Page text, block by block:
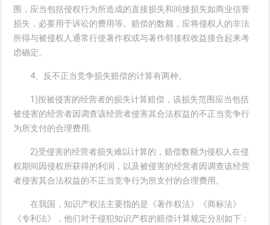
围，应当包括侵权行为所造成的直接损失和间接损失如商业信誉
损失，必要用于诉讼的费用等。赔偿的数额，应将侵权人的非法
所得与被侵权人通常行使著作权或与著作邻接权收益接合起来考
虑确定。
4、反不正当竞争损失赔偿的计算有两种。
1)按被侵害的经营者的损失计算赔偿，该损失范围应当包括
被侵害的经营者因调查该经营者侵害其合法权益的不正当竞争行
为所支付的合理费用;
2)受侵害的经营者损失难以计算的，赔偿数额为侵权人在侵
权期间因侵权所获得的利润，以及被侵害的经营者因调查该经营
者侵害其合法权益的不正当竞争行为所支付的合理费用。
在我国，知识产权法主要指的是《著作权法》《商标法》
《专利法》，他们对于侵犯知识产权的赔偿计算规定分别如下：